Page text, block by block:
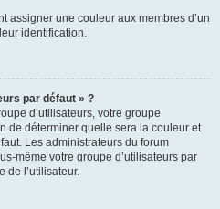
assigner une couleur aux membres d’un
identification.
par défaut » ?
d’utilisateurs, votre groupe
de déterminer quelle sera la couleur et
Les administrateurs du forum
même votre groupe d’utilisateurs par
de l’utilisateur.